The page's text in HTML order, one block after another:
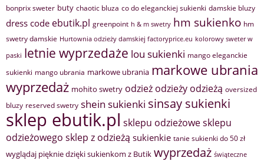
bonprix sweter buty chaotic bluza co do eleganckiej sukienki damskie bluzy
dress code ebutik.pl greenpoint h & m swetry hm sukienko hm
swetry damskie Hurtownia odzieży damskiej factoryprice.eu kolorowy sweter w
paski letnie wyprzedaże lou sukienki mango eleganckie
sukienki mango ubrania markowe ubrania markowe ubrania
wyprzedaż mohito swetry odzież odzieży odzieżą oversized
bluzy reserved swetry shein sukienki sinsay sukienki
sklep ebutik.pl sklepu odzieżowesklepu
odzieżowego sklep z odzieżą sukienkie tanie sukienki do 50 zł
wyglądaj pięknie dzięki sukienkom z Butik wyprzedaż świąteczne